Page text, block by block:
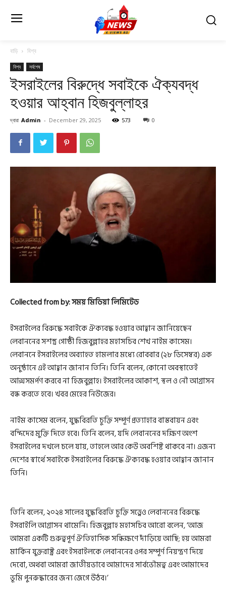
বাড়ি বিশ্ব
বিশ্ব সর্বশেষ
ইসরাইলের বিরুদ্ধে সবাইকে ঐক্যবদ্ধ
হওয়ার আহ্বান হিজবুল্লাহর
দ্বারা Admin - December 29, 2025 573 0
Collected from by: সময় মিডিয়া লিমিটেড
ইসরাইলের বিরুদ্ধে সবাইকে ঐক্যবদ্ধ হওয়ার আহ্বান জানিয়েছেন
লেবাননের সশস্ত্র গোষ্ঠী হিজবুল্লাহর মহাসচিব শেখ নাইম কাসেম।
লেবাননে ইসরাইলের অব্যাহত হামলার মধ্যে রোববার (২৮ ডিসেম্বর) এক
অনুষ্ঠানে এই আহ্বান জানান তিনি। তিনি বলেন, কোনো অবস্থাতেই
আত্মসমর্পণ করবে না হিজবুল্লাহ। ইসরাইলের আকাশ, স্থল ও নৌ আগ্রাসন
বন্ধ করতে হবে। খবর মেহের নিউজের।
নাইম কাসেম বলেন, যুদ্ধবিরতি চুক্তি সম্পূর্ণ প্রত্যাহার বাস্তবায়ন এবং
বন্দিদের মুক্তি দিতে হবে। তিনি বলেন, যদি লেবাননের দক্ষিণ অংশ
ইসরাইলের দখলে চলে যায়, তাহলে আর কেউ অবশিষ্ট থাকবে না। এজন্য
দেশের স্বার্থে সবাইকে ইসরাইলের বিরুদ্ধে ঐক্যবদ্ধ হওয়ার আহ্বান জানান
তিনি।
তিনি বলেন, ২০২৪ সালের যুদ্ধবিরতি চুক্তি সত্ত্বেও লেবাননের বিরুদ্ধে
ইসরাইলি আগ্রাসন থামেনি। হিজবুল্লাহ মহাসচিব আরো বলেন, ‘আজ
আমরা একটি গুরুত্বপূর্ণ ঐতিহাসিক সন্ধিক্ষণে দাঁড়িয়ে আছি; হয় আমরা
মার্কিন যুক্তরাষ্ট্র এবং ইসরাইলকে লেবাননের ওপর সম্পূর্ণ নিয়ন্ত্রণ দিয়ে
দেবো, অথবা আমরা জাতীয়ভাবে আমাদের সার্বভৌমত্ব এবং আমাদের
ভূমি পুনরুদ্ধারের জন্য জেগে উঠব।’